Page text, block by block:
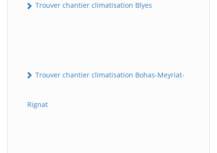
Trouver chantier climatisation Blyes
Trouver chantier climatisation Bohas-Meyriat-
Rignat